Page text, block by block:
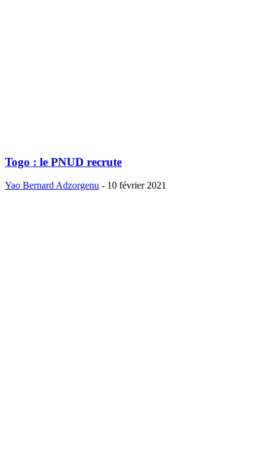
Togo : le PNUD recrute
Yao Bernard Adzorgenu - 10 février 2021